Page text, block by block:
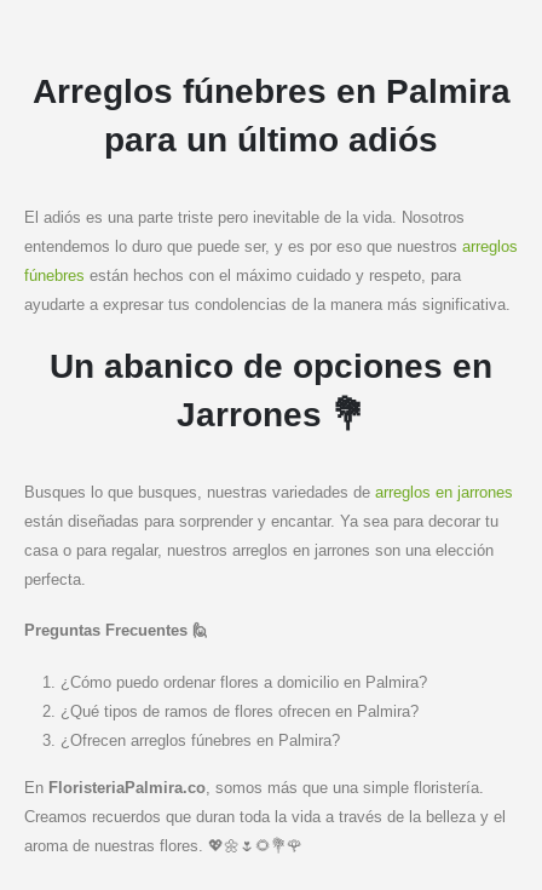
Arreglos fúnebres en Palmira
para un último adiós
El adiós es una parte triste pero inevitable de la vida. Nosotros
entendemos lo duro que puede ser, y es por eso que nuestros arreglos
fúnebres están hechos con el máximo cuidado y respeto, para
ayudarte a expresar tus condolencias de la manera más significativa.
Un abanico de opciones en
Jarrones 💐
Busques lo que busques, nuestras variedades de arreglos en jarrones
están diseñadas para sorprender y encantar. Ya sea para decorar tu
casa o para regalar, nuestros arreglos en jarrones son una elección
perfecta.
Preguntas Frecuentes 🙋
¿Cómo puedo ordenar flores a domicilio en Palmira?
¿Qué tipos de ramos de flores ofrecen en Palmira?
¿Ofrecen arreglos fúnebres en Palmira?
En FloristeriaPalmira.co , somos más que una simple floristería.
Creamos recuerdos que duran toda la vida a través de la belleza y el
aroma de nuestras flores. 💖🌼🌷🌻💐🌹